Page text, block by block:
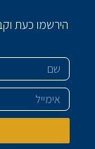
הירשמו כעת
שם